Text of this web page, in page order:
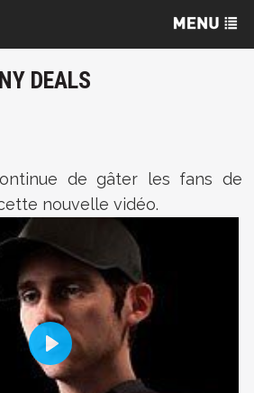
DEALS
de gâter les fans de
nouvelle vidéo.